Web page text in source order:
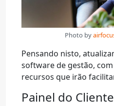
Photo by
Pensando nisto,
software de gestão,
recursos que irão
Painel do Cliente